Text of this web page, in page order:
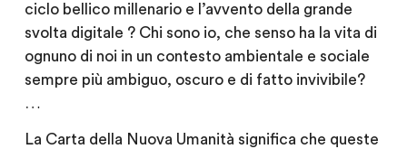
ciclo bellico millenario e l’avvento della grande
svolta digitale ? Chi sono io, che senso ha la vita di
ognuno di noi in un contesto ambientale e sociale
sempre più ambiguo, oscuro e di fatto invivibile?
…
La Carta della Nuova Umanità significa che queste